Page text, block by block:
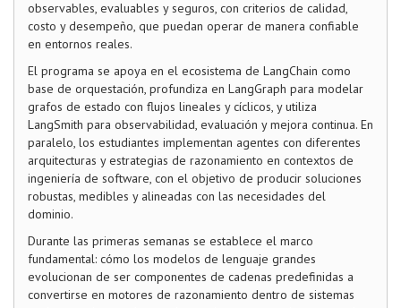
observables, evaluables y seguros, con criterios de calidad,
costo y desempeño, que puedan operar de manera confiable
en entornos reales.
El programa se apoya en el ecosistema de LangChain como
base de orquestación, profundiza en LangGraph para modelar
grafos de estado con flujos lineales y cíclicos, y utiliza
LangSmith para observabilidad, evaluación y mejora continua. En
paralelo, los estudiantes implementan agentes con diferentes
arquitecturas y estrategias de razonamiento en contextos de
ingeniería de software, con el objetivo de producir soluciones
robustas, medibles y alineadas con las necesidades del
dominio.
Durante las primeras semanas se establece el marco
fundamental: cómo los modelos de lenguaje grandes
evolucionan de ser componentes de cadenas predefinidas a
convertirse en motores de razonamiento dentro de sistemas